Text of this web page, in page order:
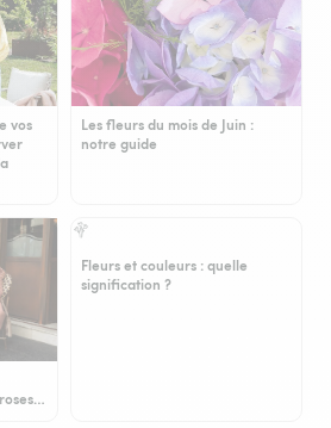
vos
Les fleurs du mois de Juin :
notre guide
Fleurs et couleurs : quelle
signification ?